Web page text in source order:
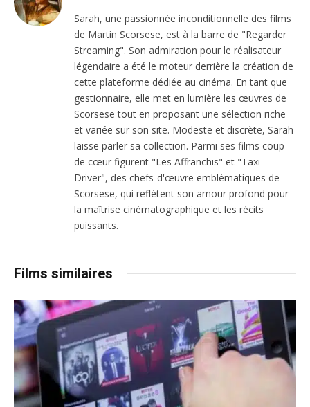
Sarah, une passionnée inconditionnelle des films
de Martin Scorsese, est à la barre de "Regarder
Streaming". Son admiration pour le réalisateur
légendaire a été le moteur derrière la création de
cette plateforme dédiée au cinéma. En tant que
gestionnaire, elle met en lumière les œuvres de
Scorsese tout en proposant une sélection riche
et variée sur son site. Modeste et discrète, Sarah
laisse parler sa collection. Parmi ses films coup
de cœur figurent "Les Affranchis" et "Taxi
Driver", des chefs-d'œuvre emblématiques de
Scorsese, qui reflètent son amour profond pour
la maîtrise cinématographique et les récits
puissants.
Films similaires